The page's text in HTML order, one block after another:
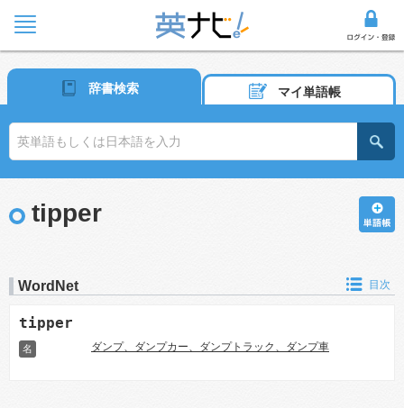
辞書検索 マイ単語帳
tipper
WordNet 目次
tipper
名 ダンプ、ダンプカー、ダンプトラック、ダンプ車